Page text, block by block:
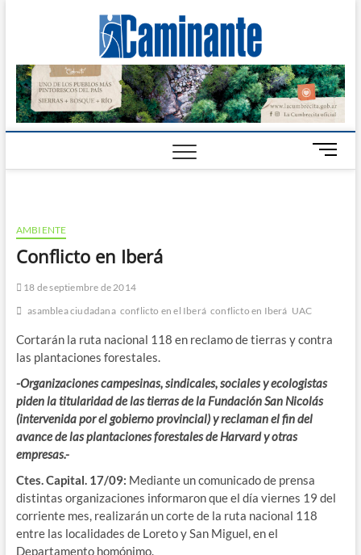
Digital
CALAMUCHITA
B
o
AMBIENTE
Conflicto en Iberá
18 de septiembre de 2014
asamblea ciudadana conflicto en el Iberá conflicto en Iberá UAC
Cortarán la ruta nacional 118 en reclamo de tierras y contra
las plantaciones forestales.
-Organizaciones campesinas, sindicales, sociales y ecologistas
piden la titularidad de las tierras de la Fundación San Nicolás
(intervenida por el gobierno provincial) y reclaman el fin del
avance de las plantaciones forestales de Harvard y otras
empresas.-
Ctes. Capital. 17/09: Mediante un comunicado de prensa
distintas organizaciones informaron que el día viernes 19 del
corriente mes, realizarán un corte de la ruta nacional 118
entre las localidades de Loreto y San Miguel, en el
Departamento homónimo.